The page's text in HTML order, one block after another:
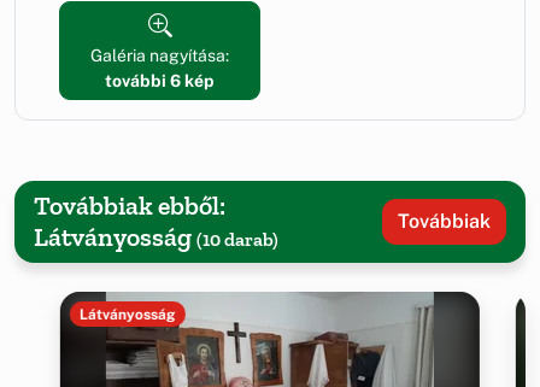
Galéria nagyítása:
további 6 kép
Továbbiak ebből:
Látványosság (10 darab)
Továbbiak
Látványosság